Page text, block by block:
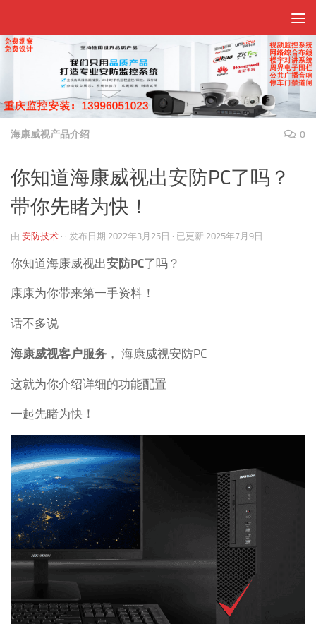
海康威视产品介绍 0
你知道海康威视出安防PC了吗？
带你先睹为快！
由 安防技术 · · 发布日期 2022年3月25日 · 已更新 2025年7月9日
你知道海康威视出安防PC了吗？
康康为你带来第一手资料！
话不多说
海康威视客户服务 ， 海康威视安防PC
这就为你介绍详细的功能配置
一起先睹为快！